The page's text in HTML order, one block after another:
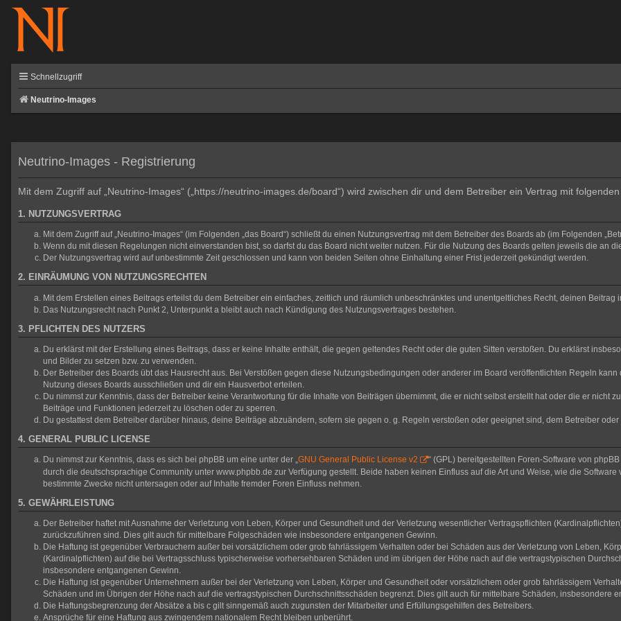
Schnellzugriff
Neutrino-Images
Neutrino-Images - Registrierung
Mit dem Zugriff auf „Neutrino-Images“ („https://neutrino-images.de/board“) wird zwischen dir und dem Betreiber ein Vertrag mit
1. NUTZUNGSVERTRAG
Mit dem Zugriff auf „Neutrino-Images“ (im Folgenden „das Board“) schließt du einen Nutzungsvertrag mit dem Betreiber des Boards ab (im Folgenden
Wenn du mit diesen Regelungen nicht einverstanden bist, so darfst du das Board nicht weiter nutzen. Für die Nutzung des Boards gelten jeweils die an
Der Nutzungsvertrag wird auf unbestimmte Zeit geschlossen und kann von beiden Seiten ohne Einhaltung einer Frist jederzeit gekündigt werden.
2. EINRÄUMUNG VON NUTZUNGSRECHTEN
Mit dem Erstellen eines Beitrags erteilst du dem Betreiber ein einfaches, zeitlich und räumlich unbeschränktes und unentgeltliches Recht, deinen Beitrag
Das Nutzungsrecht nach Punkt 2, Unterpunkt a bleibt auch nach Kündigung des Nutzungsvertrages bestehen.
3. PFLICHTEN DES NUTZERS
Du erklärst mit der Erstellung eines Beitrags, dass er keine Inhalte enthält, die gegen geltendes Recht oder die guten Sitten verstoßen. Du erklärst
und Bilder zu setzen bzw. zu verwenden.
Der Betreiber des Boards übt das Hausrecht aus. Bei Verstößen gegen diese Nutzungsbedingungen oder anderer im Board veröffentlichten Regeln
Nutzung dieses Boards ausschließen und dir ein Hausverbot erteilen.
Du nimmst zur Kenntnis, dass der Betreiber keine Verantwortung für die Inhalte von Beiträgen übernimmt, die er nicht selbst erstellt hat oder die er nicht
Beiträge und Funktionen jederzeit zu löschen oder zu sperren.
Du gestattest dem Betreiber darüber hinaus, deine Beiträge abzuändern, sofern sie gegen o. g. Regeln verstoßen oder geeignet sind, dem Betreiber
4. GENERAL PUBLIC LICENSE
Du nimmst zur Kenntnis, dass es sich bei phpBB um eine unter der „GNU General Public License v2
“ (GPL) bereitgestellten Foren-Software von
durch die deutschsprachige Community unter www.phpbb.de zur Verfügung gestellt. Beide haben keinen Einfluss auf die Art und Weise, wie die
bestimmte Zwecke nicht untersagen oder auf Inhalte fremder Foren Einfluss nehmen.
5. GEWÄHRLEISTUNG
Der Betreiber haftet mit Ausnahme der Verletzung von Leben, Körper und Gesundheit und der Verletzung wesentlicher Vertragspflichten
zurückzuführen sind. Dies gilt auch für mittelbare Folgeschäden wie insbesondere entgangenen Gewinn.
Die Haftung ist gegenüber Verbrauchern außer bei vorsätzlichem oder grob fahrlässigem Verhalten oder bei Schäden aus der Verletzung von Leben,
(Kardinalpflichten) auf die bei Vertragsschluss typischerweise vorhersehbaren Schäden und im übrigen der Höhe nach auf die vertragstypischen
insbesondere entgangenen Gewinn.
Die Haftung ist gegenüber Unternehmern außer bei der Verletzung von Leben, Körper und Gesundheit oder vorsätzlichem oder grob fahrlässigem
Schäden und im Übrigen der Höhe nach auf die vertragstypischen Durchschnittsschäden begrenzt. Dies gilt auch für mittelbare Schäden, insbesondere
Die Haftungsbegrenzung der Absätze a bis c gilt sinngemäß auch zugunsten der Mitarbeiter und Erfüllungsgehilfen des Betreibers.
Ansprüche für eine Haftung aus zwingendem nationalem Recht bleiben unberührt.